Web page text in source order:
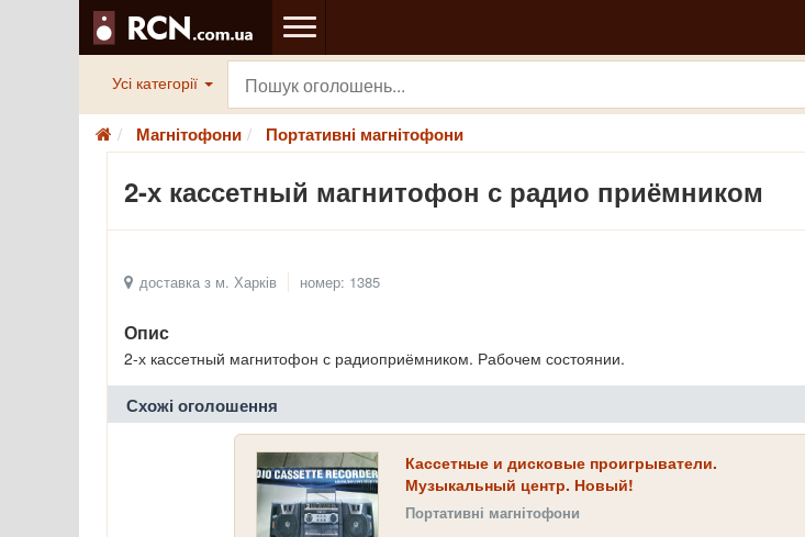
Усі категорії
Магнітофони Портативні магнітофони
2-х кассетный магнитофон с радио приёмником
доставка з м. Харків номер: 1385
Опис
2-х кассетный магнитофон с радиоприёмником. Рабочем состоянии.
Схожі оголошення
Кассетные и дисковые проигрыватели.
Музыкальный центр. Новый!
Портативні магнітофони